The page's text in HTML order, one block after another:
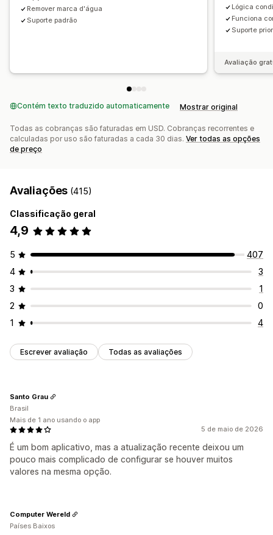
Remover marca d'água
Suporte padrão
Lógica
Funciona
Suporte
Avaliação
Contém texto traduzido automaticamente Mostrar original
Todas as cobranças são faturadas em USD. Cobranças recorrentes e
calculadas por uso são faturadas a cada 30 dias. Ver todas as opções
de preço
Avaliações (415)
Classificação geral
4,9
5
407
4
3
3
1
2
0
1
4
Escrever avaliação Todas as avaliações
5 de maio de 2026
É um bom aplicativo, mas a atualização recente deixou um
pouco mais complicado de configurar se houver muitos
valores na mesma opção.
Santo Grau
Brasil
Mais de 1 ano usando o app
Computer Wereld
Países Baixos